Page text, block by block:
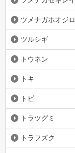
ツメナガホオジロ
ツルシギ
トウネン
トキ
トビ
トラツグミ
トラフズク